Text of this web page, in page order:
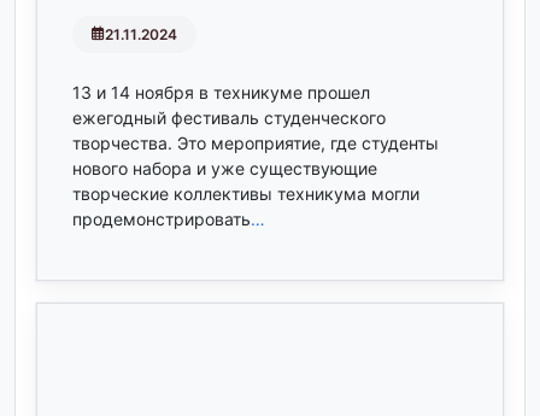
21.11.2024
13 и 14 ноября в техникуме прошел
ежегодный фестиваль студенческого
творчества. Это мероприятие, где студенты
нового набора и уже существующие
творческие коллективы техникума могли
продемонстрировать…